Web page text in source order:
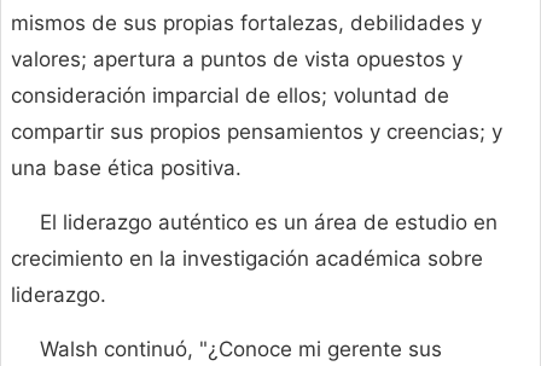
mismos de sus propias fortalezas, debilidades y
valores; apertura a puntos de vista opuestos y
consideración imparcial de ellos; voluntad de
compartir sus propios pensamientos y creencias; y
una base ética positiva.
El liderazgo auténtico es un área de estudio en
crecimiento en la investigación académica sobre
liderazgo.
Walsh continuó, "¿Conoce mi gerente sus